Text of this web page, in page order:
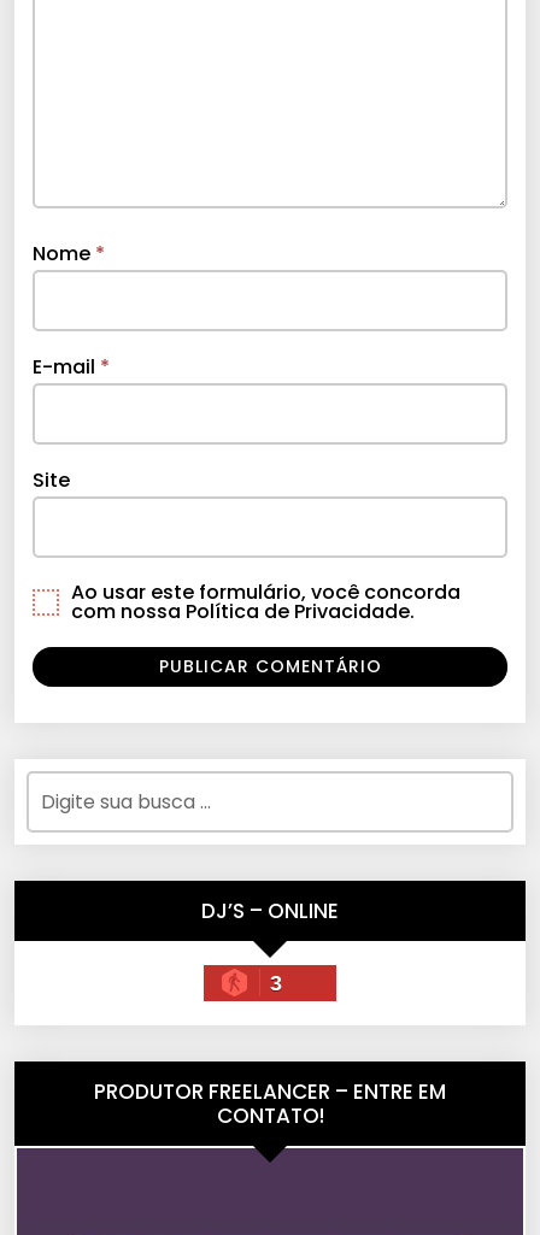
Nome *
E-mail *
Site
Ao usar este formulário, você concorda
com nossa Política de Privacidade.
DJ’S – ONLINE
3
PRODUTOR FREELANCER – ENTRE EM
CONTATO!